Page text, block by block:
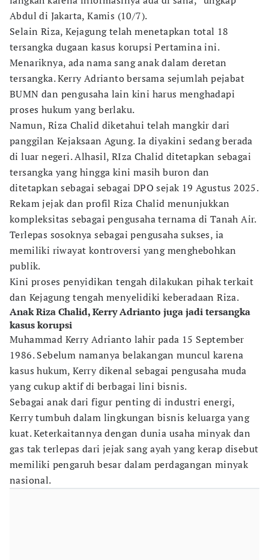
Abdul di Jakarta, Kamis (10/7).
Selain Riza, Kejagung telah menetapkan total 18
tersangka dugaan kasus korupsi Pertamina ini.
Menariknya, ada nama sang anak dalam deretan
tersangka. Kerry Adrianto bersama sejumlah pejabat
BUMN dan pengusaha lain kini harus menghadapi
proses hukum yang berlaku.
Namun, Riza Chalid diketahui telah mangkir dari
panggilan Kejaksaan Agung. Ia diyakini sedang berada
di luar negeri. Alhasil, RIza Chalid ditetapkan sebagai
tersangka yang hingga kini masih buron dan
ditetapkan sebagai sebagai DPO sejak 19 Agustus 2025.
Rekam jejak dan profil Riza Chalid menunjukkan
kompleksitas sebagai pengusaha ternama di Tanah Air.
Terlepas sosoknya sebagai pengusaha sukses, ia
memiliki riwayat kontroversi yang menghebohkan
publik.
Kini proses penyidikan tengah dilakukan pihak terkait
dan Kejagung tengah menyelidiki keberadaan Riza.
Anak Riza Chalid, Kerry Adrianto juga jadi tersangka
kasus korupsi
Muhammad Kerry Adrianto lahir pada 15 September
1986. Sebelum namanya belakangan muncul karena
kasus hukum, Kerry dikenal sebagai pengusaha muda
yang cukup aktif di berbagai lini bisnis.
Sebagai anak dari figur penting di industri energi,
Kerry tumbuh dalam lingkungan bisnis keluarga yang
kuat. Keterkaitannya dengan dunia usaha minyak dan
gas tak terlepas dari jejak sang ayah yang kerap disebut
memiliki pengaruh besar dalam perdagangan minyak
nasional.